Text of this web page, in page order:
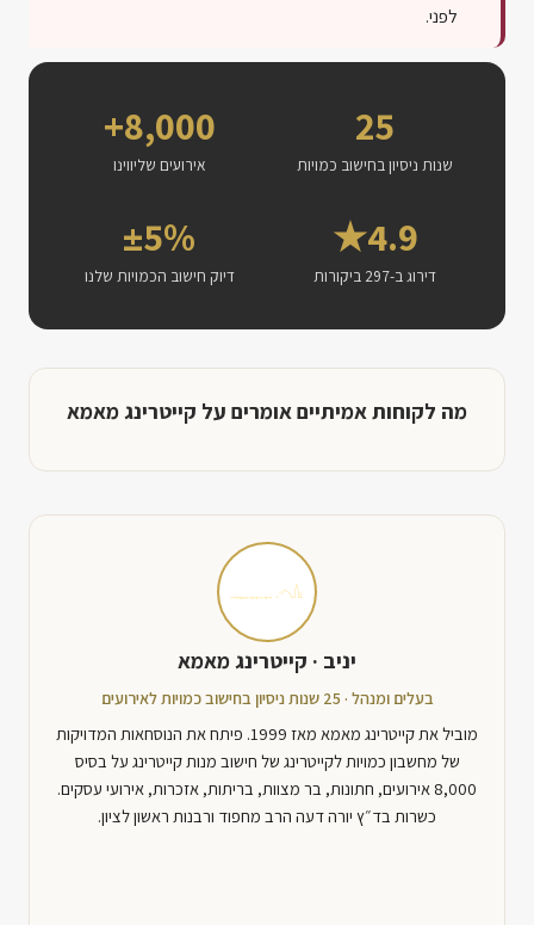
לפני.
25
שנות ניסיון בחישוב כמויות
8,000+
אירועים שליווינו
4.9★
דירוג ב-297 ביקורות
±5%
דיוק חישוב הכמויות שלנו
מה לקוחות אמיתיים אומרים על קייטרינג מאמא
יניב · קייטרינג מאמא
בעלים ומנהל · 25 שנות ניסיון בחישוב כמויות לאירועים
מוביל את קייטרינג מאמא מאז 1999. פיתח את הנוסחאות המדויקות
של מחשבון כמויות לקייטרינג של חישוב מנות קייטרינג על בסיס
8,000 אירועים, חתונות, בר מצוות, בריתות, אזכרות, אירועי עסקים.
כשרות בד״ץ יורה דעה הרב מחפוד ורבנות ראשון לציון.